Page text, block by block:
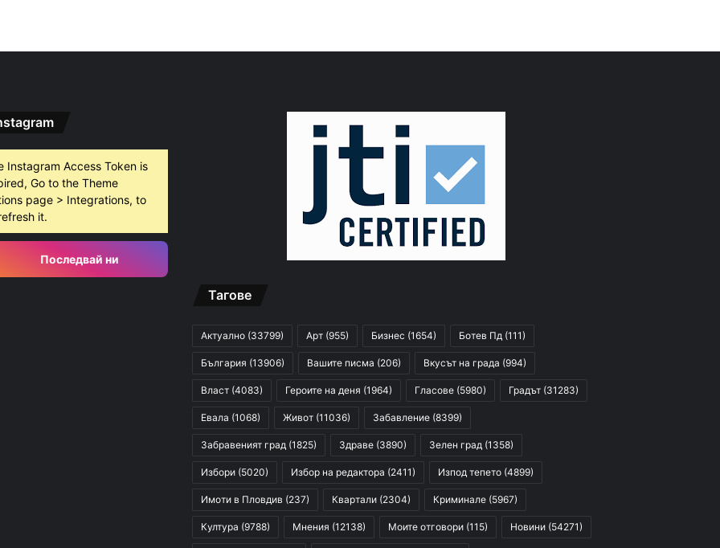
KOSHEEN: Оставете телефоните и се насладете на момента
Instagram Access Token is
Go to the Theme
page > Integrations, to
it.
Последвай ни
Тагове
Актуално (33799) Арт (955) Бизнес (1654) Ботев Пд (111)
България (13906) Вашите писма (206) Вкусът на града (994)
Власт (4083) Героите на деня (1964) Гласове (5980) Градът (31283)
Евала (1068) Живот (11036) Забавление (8399)
Забравеният град (1825) Здраве (3890) Зелен град (1358)
Избори (5020) Избор на редактора (2411) Изпод тепето (4899)
Имоти в Пловдив (237) Квартали (2304) Криминале (5967)
Култура (9788) Мнения (12138) Моите отговори (115) Новини (54271)